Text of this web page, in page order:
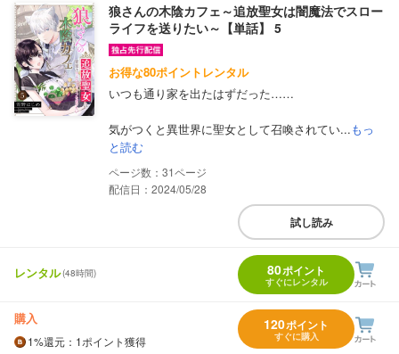
狼さんの木陰カフェ～追放聖女は闇魔法でスロー
ライフを送りたい～【単話】 5
お得な80ポイントレンタル
いつも通り家を出たはずだった……
気がつくと異世界に聖女として召喚されてい...もっ
と読む
31
配信日：2024/05/28
試し読み
レンタル(48時間) 80ポイント
すぐにレンタル
購入
1%還元 ：1ポイント獲得
120ポイント
すぐに購入